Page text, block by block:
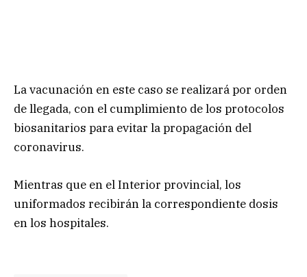
La vacunación en este caso se realizará por orden
de llegada, con el cumplimiento de los protocolos
biosanitarios para evitar la propagación del
coronavirus.
Mientras que en el Interior provincial, los
uniformados recibirán la correspondiente dosis
en los hospitales.